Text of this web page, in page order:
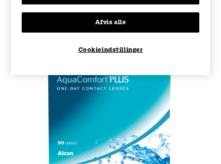
Cookieindstillinger
Afvis alle